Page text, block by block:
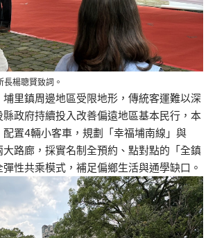
楊聰賢致詞。
里鎮周邊地區受限地形，傳統客運難以深
縣政府持續投入改善偏遠地區基本民行，本
置4輛小客車，規劃「幸福埔南線」與
大路廊，採實名制全預約、點對點的「全鎮
性共乘模式，補足偏鄉生活與通學缺口。